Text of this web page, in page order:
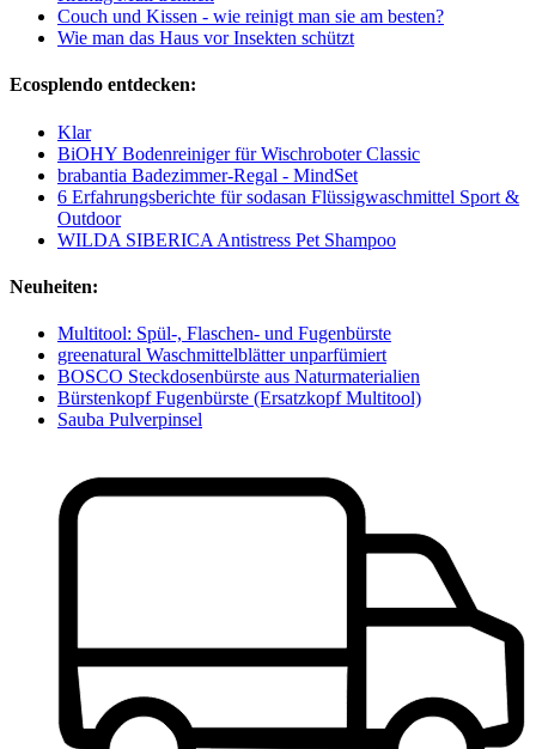
Couch und Kissen - wie reinigt man sie am besten?
Wie man das Haus vor Insekten schützt
Ecosplendo entdecken:
Klar
BiOHY Bodenreiniger für Wischroboter Classic
brabantia Badezimmer-Regal - MindSet
6 Erfahrungsberichte für sodasan Flüssigwaschmittel Sport &
Outdoor
WILDA SIBERICA Antistress Pet Shampoo
Neuheiten:
Multitool: Spül-, Flaschen- und Fugenbürste
greenatural Waschmittelblätter unparfümiert
BOSCO Steckdosenbürste aus Naturmaterialien
Bürstenkopf Fugenbürste (Ersatzkopf Multitool)
Sauba Pulverpinsel